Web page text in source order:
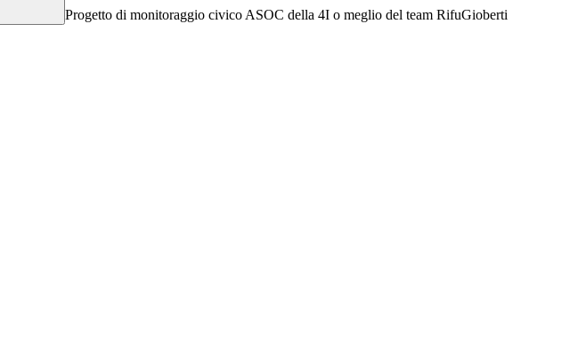
Progetto di monitoraggio civico ASOC della 4I o meglio del team RifuGioberti